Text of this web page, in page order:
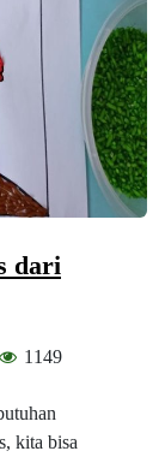
dari
1149
kita bisa